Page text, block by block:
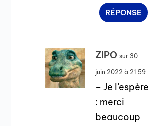
RÉPONSE
ZIPO sur 30
juin 2022 à 21:59
– Je l’espère
: merci
beaucoup